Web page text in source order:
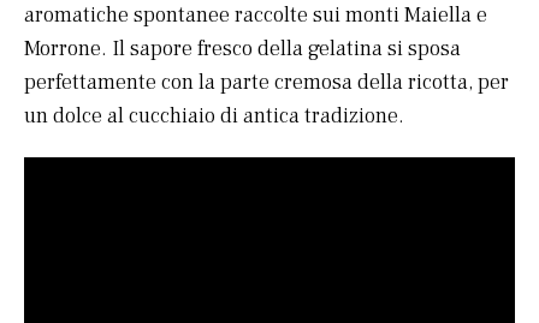
aromatiche spontanee raccolte sui monti Maiella e
Morrone. Il sapore fresco della gelatina si sposa
perfettamente con la parte cremosa della ricotta, per
un dolce al cucchiaio di antica tradizione.